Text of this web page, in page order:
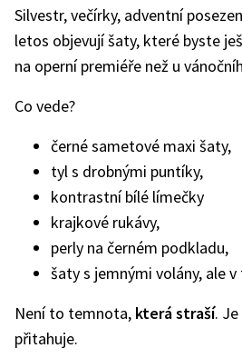
Silvestr, večírky, adventní
letos objevují šaty, které byste
na operní premiéře než u
Co vede?
černé sametové maxi šaty,
tyl s drobnými puntíky,
kontrastní bílé límečky
krajkové rukávy,
perly na černém podkladu,
šaty s jemnými volány, ale
Není to temnota, která straší.
přitahuje.